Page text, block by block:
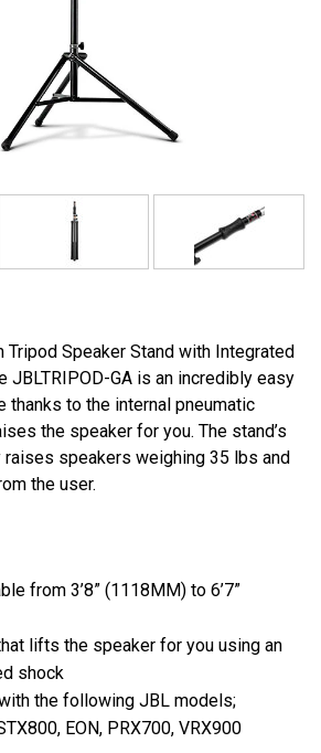
Speaker Stand with Integrated
JBLTRIPOD-GA is an incredibly easy
thanks to the internal pneumatic
the speaker for you. The stand’s
raises speakers weighing 35 lbs and
the user.
from 3’8” (1118MM) to 6’7”
lifts the speaker for you using an
shock
the following JBL models;
EON, PRX700, VRX900